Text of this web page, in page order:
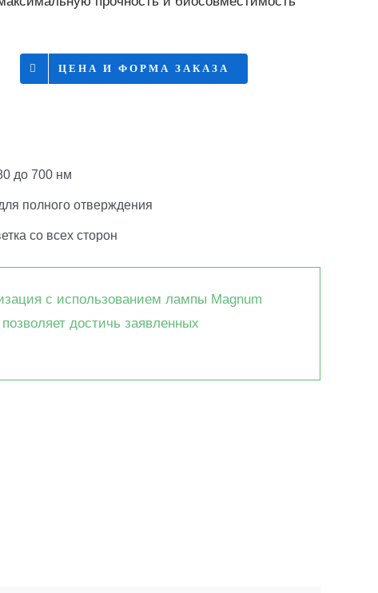
ЦЕНА И ФОРМА ЗАКАЗА
до 700 нм
полного отверждения
со всех сторон
с использованием лампы Magnum
достичь заявленных